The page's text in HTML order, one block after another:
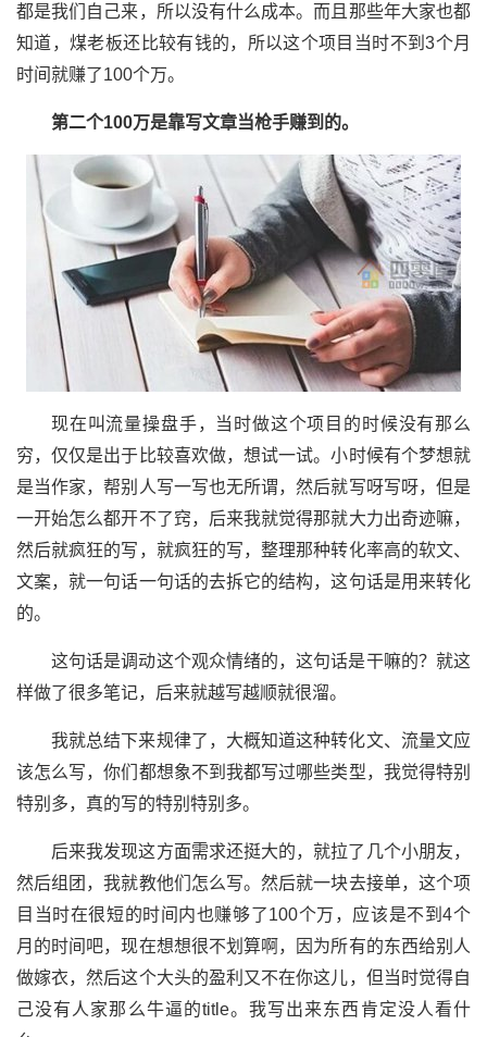
都是我们自己来，所以没有什么成本。而且那些年大家也都
知道，煤老板还比较有钱的，所以这个项目当时不到3个月
时间就赚了100个万。
第二个100万是靠写文章当枪手赚到的。
现在叫流量操盘手，当时做这个项目的时候没有那么
穷，仅仅是出于比较喜欢做，想试一试。小时候有个梦想就
是当作家，帮别人写一写也无所谓，然后就写呀写呀，但是
一开始怎么都开不了窍，后来我就觉得那就大力出奇迹嘛，
然后就疯狂的写，就疯狂的写，整理那种转化率高的软文、
文案，就一句话一句话的去拆它的结构，这句话是用来转化
的。
这句话是调动这个观众情绪的，这句话是干嘛的？就这
样做了很多笔记，后来就越写越顺就很溜。
我就总结下来规律了，大概知道这种转化文、流量文应
该怎么写，你们都想象不到我都写过哪些类型，我觉得特别
特别多，真的写的特别特别多。
后来我发现这方面需求还挺大的，就拉了几个小朋友，
然后组团，我就教他们怎么写。然后就一块去接单，这个项
目当时在很短的时间内也赚够了100个万，应该是不到4个
月的时间吧，现在想想很不划算啊，因为所有的东西给别人
做嫁衣，然后这个大头的盈利又不在你这儿，但当时觉得自
己没有人家那么牛逼的title。我写出来东西肯定没人看什